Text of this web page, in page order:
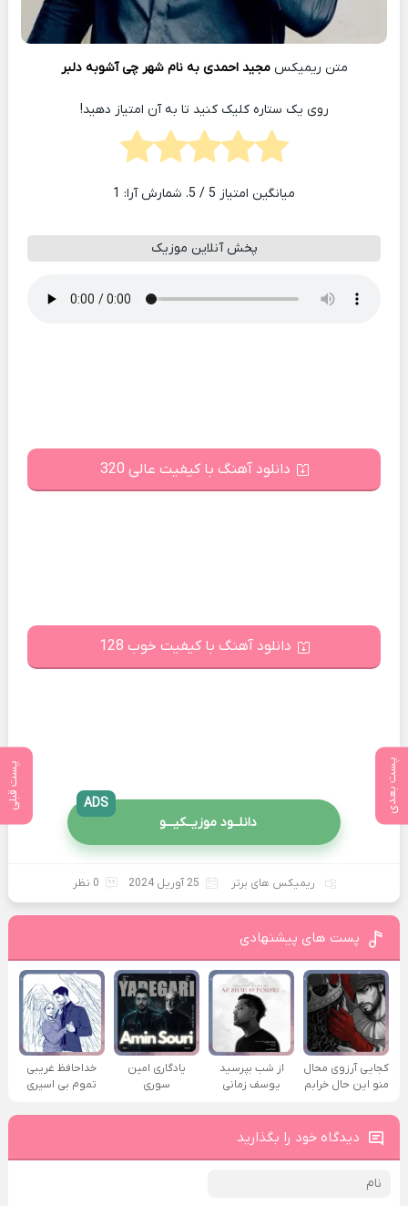
پست بعدی پست قبلی
متن ریمیکسمجید احمدی به نام شهر چی آشوبه دلبر
روی یک ستاره کلیک کنید تا به آن امتیاز دهید!
میانگین امتیاز 5 / 5. شمارش آرا: 1
پخش آنلاین موزیک
دانلود آهنگ با کیفیت عالی 320
دانلود آهنگ با کیفیت خوب 128
دانلــود موزیــکیـــو
ADS
ریمیکس های برتر 25 آوریل 2024 0 نظر
پست های پیشنهادی
کجایی آرزوی محال
منو این حال خرابم
از شب بپرسید
یوسف زمانی
یادگاری امین
سوری
خداحافظ غریبی
تموم بی اسیری
دیدگاه خود را بگذارید